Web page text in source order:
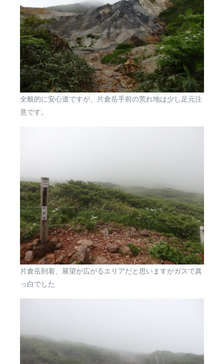
全般的に安心道ですが、片倉岳手前の荒れ地は少し足元注
意です。
片倉岳到着、展望が広がるエリアだと思いますがガスで真
っ白でした